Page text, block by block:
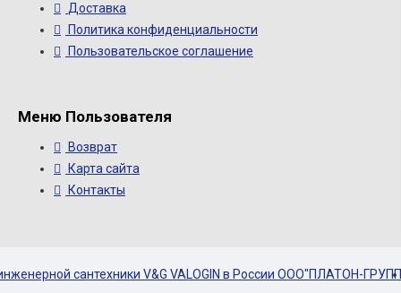
Доставка
Политика конфиденциальности
Пользовательское соглашение
Меню Пользователя
Возврат
Карта сайта
Контакты
сантехники V&G VALOGIN в России ООО"ПЛАТОН-ГРУПП"ㅤㅤㅤㅤㅤㅤㅤㅤㅤ